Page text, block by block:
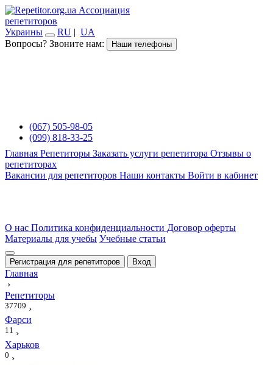
Ассоциация
репетиторов
Украины
RU | UA
Вопросы? Звоните нам:
Наши телефоны
(067) 505-98-05
(099) 818-33-25
Главная Репетиторы Заказать услуги репетитора Отзывы о
репетиторах
Вакансии для репетиторов Наши контакты Войти в кабинет
О нас Политика конфиденциальности Договор оферты
Материалы для учебы Учебные статьи
Регистрация для репетиторов Вход
Главная
›
Репетиторы
37709 ›
Фарси
11 ›
Харьков
0 ›